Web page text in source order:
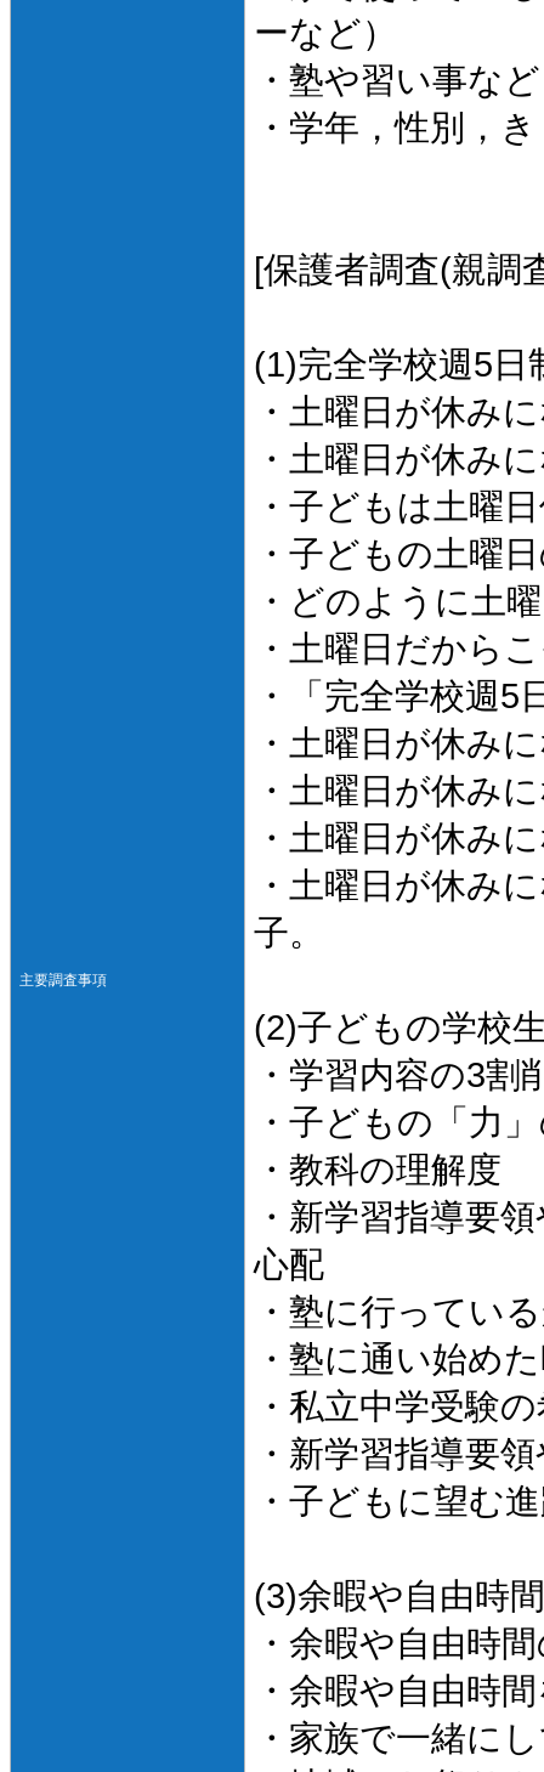
主要調査事項
ーなど）
・塾や習い事など
・学年，性別，
[保護者調査(親調
(1)完全学校週5
・土曜日が休み
・土曜日が休み
・子どもは土曜
・子どもの土曜
・どのように土
・土曜日だから
・「完全学校週
・土曜日が休み
・土曜日が休み
・土曜日が休み
・土曜日が休み
子。
(2)子どもの学校
・学習内容の3割
・子どもの「力
・教科の理解度
・新学習指導要
心配
・塾に行ってい
・塾に通い始め
・私立中学受験
・新学習指導要
・子どもに望む
(3)余暇や自由時
・余暇や自由時
・余暇や自由時
・家族で一緒に